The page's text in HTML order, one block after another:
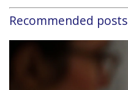
Recommended posts